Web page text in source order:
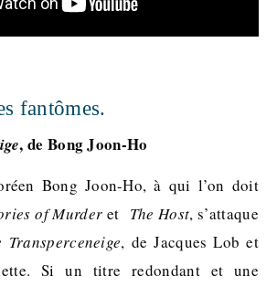
fantômes.
, de Bong Joon-Ho
Bong Joon-Ho, à qui l’on doit
of Murder et The Host, s’attaque
Transperceneige, de Jacques Lob et
Si un titre redondant et une